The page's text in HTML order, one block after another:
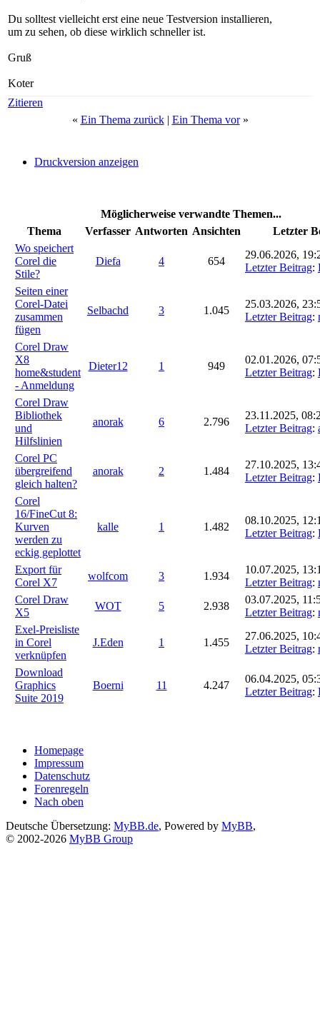
Du solltest vielleicht erst eine neue Testversion installieren,
um zu sehen, ob diese wirklich schneller ist.
Gruß
Koter
Zitieren
« Ein Thema zurück| Ein Thema vor»
Druckversion anzeigen
Möglicherweise verwandte Themen...
Thema
Verfasser Antworten Ansichten
Letzter
Wo speichert
Corel die
Stile?
Diefa 4 654
29.06.2026,
Letzter Beitrag:
Seiten einer
Corel-Datei
zusammen
fügen
Selbachd 3 1.045
25.03.2026,
Letzter Beitrag:
Corel Draw
X8
home&student
- Anmeldung
Dieter12 1 949
02.01.2026,
Letzter Beitrag:
Corel Draw
Bibliothek
und
Hilfslinien
anorak 6 2.796
23.11.2025,
Letzter Beitrag:
Corel PC
übergreifend
gleich halten?
anorak 2 1.484
27.10.2025,
Letzter Beitrag:
Corel
16/FineCut 8:
Kurven
werden zu
eckig geplottet
kalle 1 1.482
08.10.2025,
Letzter Beitrag:
Export für
Corel X7
wolfcom 3 1.934
10.07.2025,
Letzter Beitrag:
Corel Draw
X5
WOT 5 2.938
03.07.2025,
Letzter Beitrag:
Exel-Preisliste
in Corel
verknüpfen
J.Eden 1 1.455
27.06.2025,
Letzter Beitrag:
Download
Graphics
Suite 2019
Boerni 11 4.247
06.04.2025,
Letzter Beitrag:
Homepage
Impressum
Datenschutz
Forenregeln
Nach oben
Deutsche Übersetzung: MyBB.de, Powered by MyBB,
© 2002-2026 MyBB Group